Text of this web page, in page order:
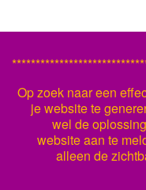
Op zoek naar een
je website te
wel de
website aan te
alleen de